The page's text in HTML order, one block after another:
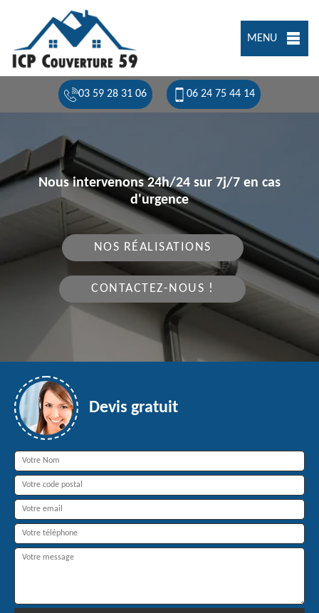
MENU
03 59 28 31 06 06 24 75 44 14
Nous intervenons 24h/24 sur 7j/7 en cas
d'urgence
NOS RÉALISATIONS
CONTACTEZ-NOUS !
Devis gratuit